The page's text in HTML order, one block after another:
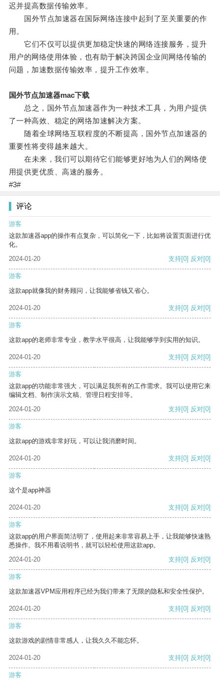
迟并提高数据传输效率。
国外节点加速器在国际网络连接中起到了至关重要的作
用。
它们不仅可以提供更加稳定快速的网络连接服务，提升
用户的网络使用体验，也有助于解决跨国企业间网络传输的
问题，加速数据传输效率，提升工作效率。
国外节点加速器mac下载
总之，国外节点加速器作为一种技术工具，为用户提供
了一种高效、稳定的网络加速解决方案。
随着全球网络互联程度的不断提高，国外节点加速器的
重要性将变得越来越大。
在未来，我们可以期待它们能够更好地为人们的网络使
用提供更优质、高速的服务。
#3#
评论
游客
这款加速器app的操作有点复杂，可以简化一下，比如将设置页面进行优
化。
2024-01-20
支持[0] 反对[0]
游客
这款app就像我的财务顾问，让我能够省钱又省心。
2024-01-20 支持[0] 反对[0]
游客
这款app的老师非常专业，教学水平很高，让我能够学到实用的知识。
2024-01-20 支持[0] 反对[0]
游客
这款app的功能非常强大，可以满足我所有的工作需求。我可以使用它来
编辑文档、制作演示文稿、管理日程安排等。
2024-01-20
支持[0] 反对[0]
游客
这款app的游戏非常好玩，可以让我消磨时间。
2024-01-20 支持[0] 反对[0]
游客
这个是app神器
2024-01-20 支持[0] 反对[0]
游客
这款app的用户界面简洁明了，使用起来非常容易上手，让我能够快速熟
悉操作。我不用看说明书，就可以轻松使用这款app。
2024-01-20
支持[0] 反对[0]
游客
这款加速器VPM应用程序已经为我们带来了无限的隐私和安全性保护。
2024-01-20 支持[0] 反对[0]
游客
这款游戏的剧情非常感人，让我久久不能忘怀。
2024-01-20 支持[0] 反对[0]
游客